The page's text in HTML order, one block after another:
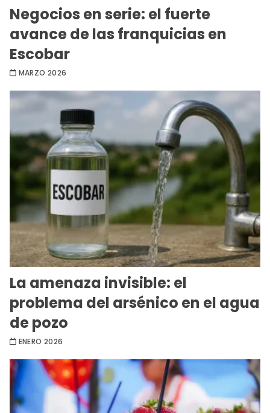
Negocios en serie: el fuerte
avance de las franquicias en
Escobar
MARZO 2026
La amenaza invisible: el
problema del arsénico en el agua
de pozo
ENERO 2026